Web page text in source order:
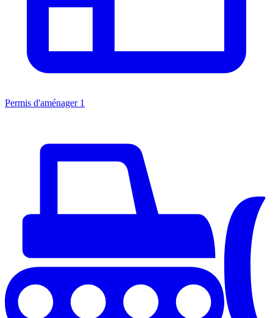
Permis d'aménager 1